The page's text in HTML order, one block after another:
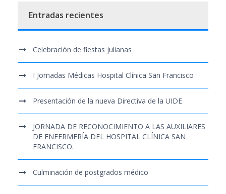
Entradas recientes
Celebración de fiestas julianas
I Jornadas Médicas Hospital Clínica San Francisco
Presentación de la nueva Directiva de la UIDE
JORNADA DE RECONOCIMIENTO A LAS AUXILIARES
DE ENFERMERÍA DEL HOSPITAL CLÍNICA SAN
FRANCISCO.
Culminación de postgrados médico